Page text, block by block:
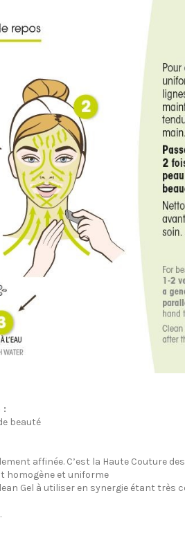
:
beauté
affinée. C’est la Haute Couture
homogène et uniforme
Gel à utiliser en synergie étant